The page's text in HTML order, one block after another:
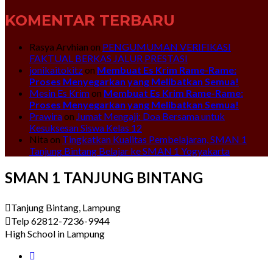
KOMENTAR TERBARU
Rasya Arvhian on PENGUMUMAN VERIFIKASI
FAKTUAL BERKAS JALUR PRESTASI
jonikaitokitzon Membuat Es Krim Rame-Rame:
Proses Menyegarkan yang Melibatkan Semua!
Mesin Es Krimon Membuat Es Krim Rame-Rame:
Proses Menyegarkan yang Melibatkan Semua!
Prawiraon Jumat Mengaji: Doa Bersama untuk
Kesuksesan Siswa Kelas 12
Nita on Tingkatkan Kualitas Pembelajaran, SMAN 1
Tanjung Bintang Belajar ke SMAN 1 Yogyakarta
SMAN 1 TANJUNG BINTANG
Tanjung Bintang, Lampung
Telp 62812-7236-9944
High School in Lampung